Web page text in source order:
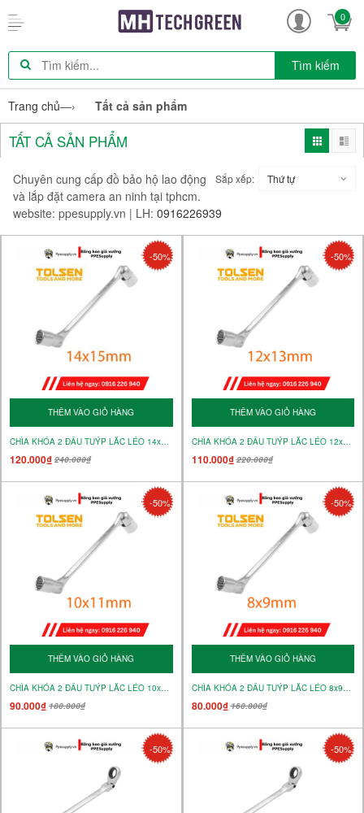
0
Tìm kiếm
Trang chủ—› Tất cả sản phẩm
TẤT CẢ SẢN PHẨM
Sắp xếp: Thứ tự
Chuyên cung cấp đồ bảo hộ lao động
và lắp đặt camera an ninh tại tphcm.
website: ppesupply.vn | LH: 0916226939
-50%
THÊM VÀO GIỎ HÀNG
CHÌA KHÓA 2 ĐẦU TUÝP LẮC LÉO 14x15mm – MÃ 17024
120.000₫ 240.000₫
-50%
THÊM VÀO GIỎ HÀNG
CHÌA KHÓA 2 ĐẦU TUÝP LẮC LÉO 12x13mm – MÃ 17023
110.000₫220.000₫
-50%
THÊM VÀO GIỎ HÀNG
CHÌA KHÓA 2 ĐẦU TUÝP LẮC LÉO 10x11mm – MÃ 17022
90.000₫ 180.000₫
-50%
THÊM VÀO GIỎ HÀNG
CHÌA KHÓA 2 ĐẦU TUÝP LẮC LÉO 8x9mm – MÃ 17021
80.000₫160.000₫
-50% -50%